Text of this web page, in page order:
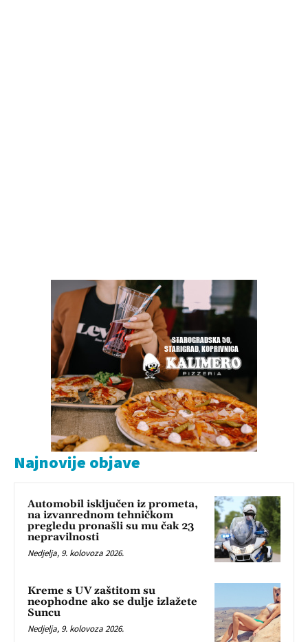
Najnovije objave
Automobil isključen iz prometa,
na izvanrednom tehničkom
pregledu pronašli su mu čak 23
nepravilnosti
Nedjelja, 9. kolovoza 2026.
Kreme s UV zaštitom su
neophodne ako se dulje izlažete
Suncu
Nedjelja, 9. kolovoza 2026.